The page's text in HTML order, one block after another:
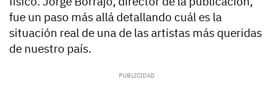
fue un paso más allá detallando cuál es la
situación real de una de las artistas más queridas
de nuestro país.